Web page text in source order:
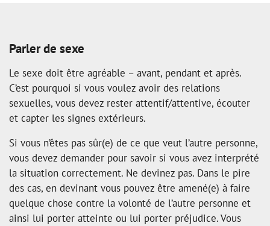
Parler de sexe
Le sexe doit être agréable – avant, pendant et après.
C’est pourquoi si vous voulez avoir des relations
sexuelles, vous devez rester attentif/attentive, écouter
et capter les signes extérieurs.
Si vous n’êtes pas sûr(e) de ce que veut l’autre personne,
vous devez demander pour savoir si vous avez interprété
la situation correctement. Ne devinez pas. Dans le pire
des cas, en devinant vous pouvez être amené(e) à faire
quelque chose contre la volonté de l’autre personne et
ainsi lui porter atteinte ou lui porter préjudice. Vous